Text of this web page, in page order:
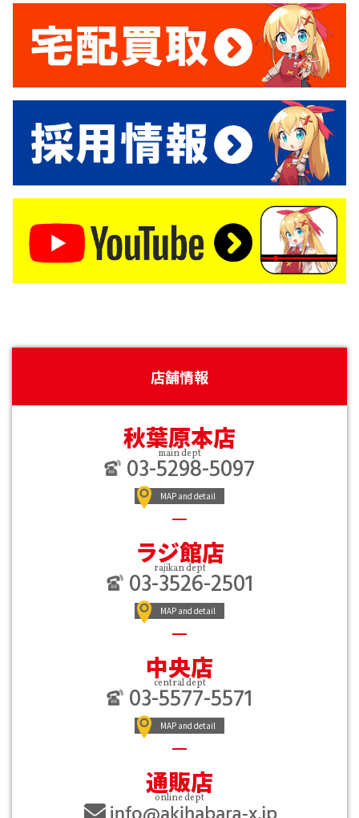
店舗情報
秋葉原本店
main dept
03-5298-5097
MAP and detail
ラジ館店
rajikan dept
03-3526-2501
MAP and detail
中央店
central dept
03-5577-5571
MAP and detail
通販店
online dept